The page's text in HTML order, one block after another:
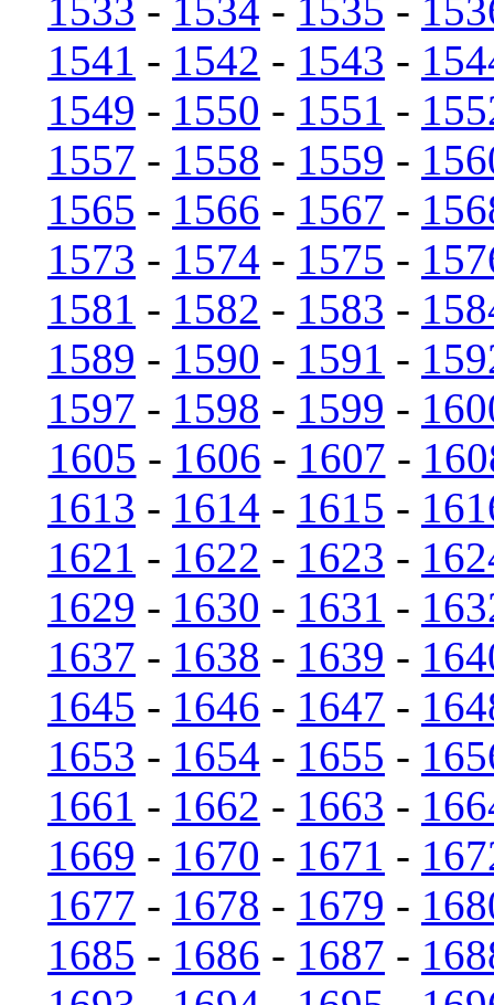
1533 - 1534 - 1535 -
1541 - 1542 - 1543 -
1549 - 1550 - 1551 -
1557 - 1558 - 1559 -
1565 - 1566 - 1567 -
1573 - 1574 - 1575 -
1581 - 1582 - 1583 -
1589 - 1590 - 1591 -
1597 - 1598 - 1599 -
1605 - 1606 - 1607 -
1613 - 1614 - 1615 -
1621 - 1622 - 1623 -
1629 - 1630 - 1631 -
1637 - 1638 - 1639 -
1645 - 1646 - 1647 -
1653 - 1654 - 1655 -
1661 - 1662 - 1663 -
1669 - 1670 - 1671 -
1677 - 1678 - 1679 -
1685 - 1686 - 1687 -